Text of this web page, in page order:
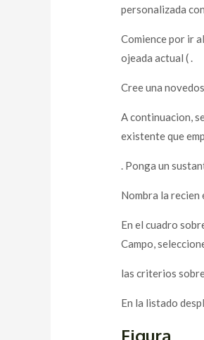
personalizada
Comience por ir
ojeada actual ( .
Cree una
A continuacion,
existente que
. Ponga un
Nombra la recien
En el cuadro
Campo,
las criterios
En la listado
Figura